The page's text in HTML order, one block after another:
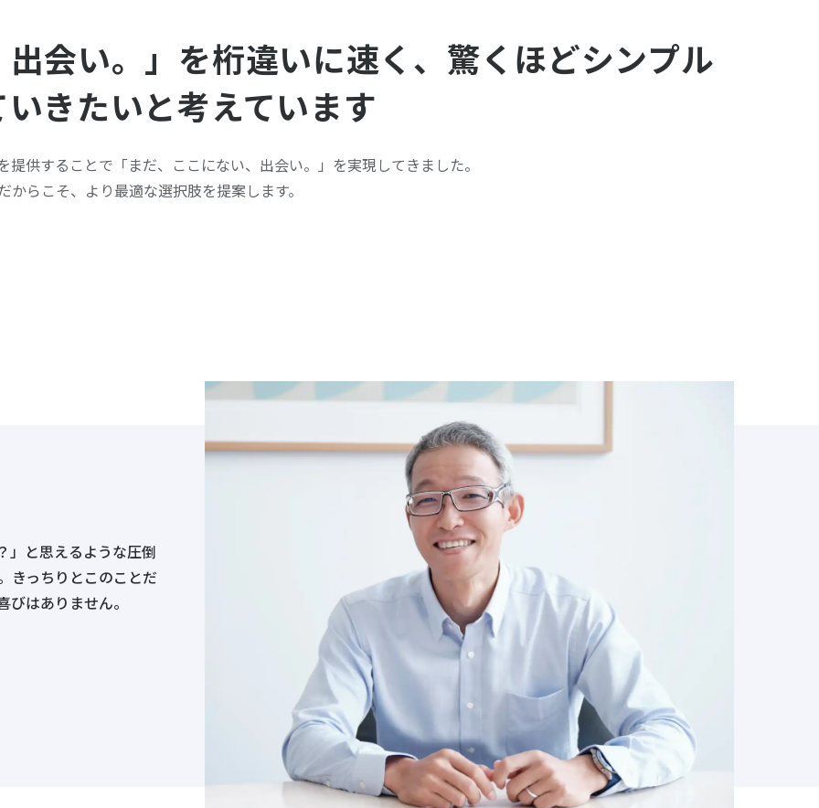
会い。」を桁違いに速く、驚くほどシンプル
きたいと考えています
供することで「まだ、ここにない、出会い。」を実現してきました。
らこそ、より最適な選択肢を提案します。
」と思えるような圧倒
きっちりとこのことだ
はありません。